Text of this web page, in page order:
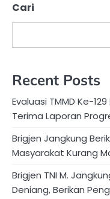
Cari
Recent Posts
Evaluasi TMMD Ke-
Terima Laporan
Brigjen Jangkung
Masyarakat Kurang
Brigjen TNI M.
Deniang, Berikan